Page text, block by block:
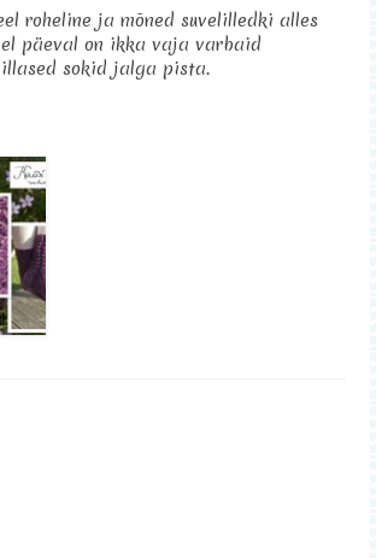
roheline ja mõned suvelilledki alles
päeval on ikka vaja varbaid
sokid jalga pista.